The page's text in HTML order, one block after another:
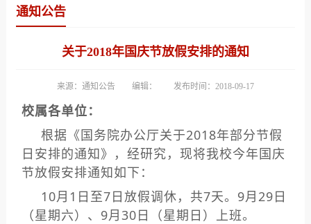
通知公告
关于2018年国庆节放假安排的通知
来源：通知公告 编辑： 发布时间：2018-09-17
校属各单位：
根据《国务院办公厅关于2018年部分节假
日安排的通知》，经研究，现将我校今年国庆
节放假安排通知如下：
10月1日至7日放假调休，共7天。9月29日
（星期六）、9月30日（星期日）上班。